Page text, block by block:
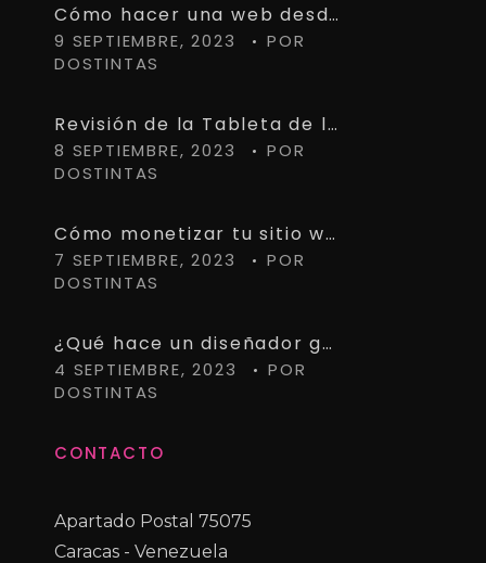
Cómo hacer una web desde cero – Guía completa
9 SEPTIEMBRE, 2023
POR
DOSTINTAS
Revisión de la Tableta de lápiz Wacom Intuos Pro Paper Edition PTH660P: Pros y contras
8 SEPTIEMBRE, 2023
POR
DOSTINTAS
Cómo monetizar tu sitio web con AdSense: Guía paso a paso
7 SEPTIEMBRE, 2023
POR
DOSTINTAS
¿Qué hace un diseñador gráfico?
4 SEPTIEMBRE, 2023
POR
DOSTINTAS
CONTACTO
Apartado Postal 75075
Caracas - Venezuela